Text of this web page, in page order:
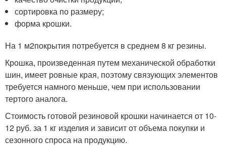
сортировка по размеру;
форма крошки.
На 1 м2покрытия потребуется в среднем 8 кг резины.
Крошка, произведенная путем механической обработки
шин, имеет ровные края, поэтому связующих элементов
требуется намного меньше, чем при использовании
тертого аналога.
Стоимость готовой резиновой крошки начинается от 10-
12 руб. за 1 кг изделия и зависит от объема покупки и
сезонного спроса на продукцию.